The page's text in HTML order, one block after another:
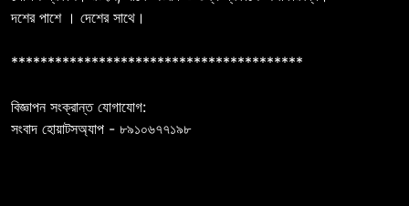
দশের পাশে । দেশের সাথে।
****************************************
বিজ্ঞাপন সংক্রান্ত যোগাযোগ:
সংবাদ হোয়াটসঅ্যাপ - ৮৯১০৬৭৭১৯৮